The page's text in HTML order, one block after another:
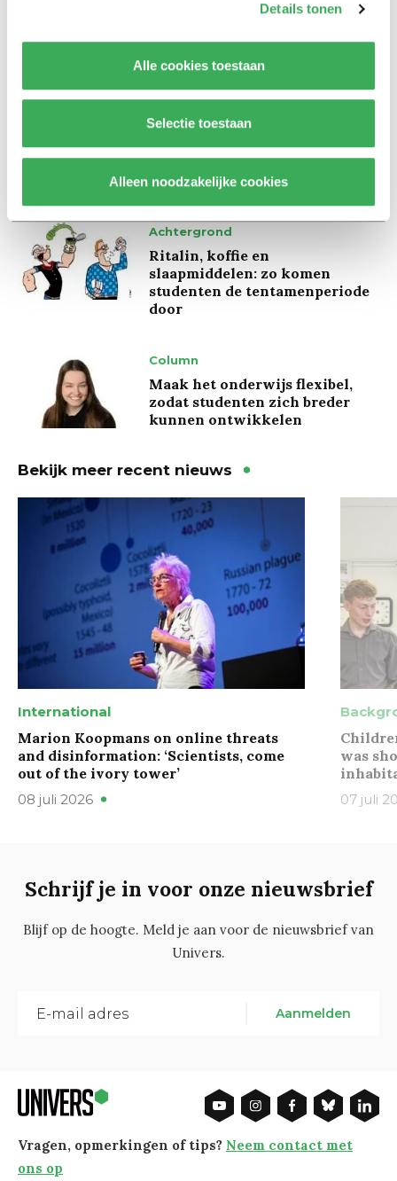
Details tonen
Alle cookies toestaan
Selectie toestaan
Alleen noodzakelijke cookies
bedreigingen en desinformatie:
Achtergrond
Kinderen spelen de Zero
Hunger Game: ‘Ik schrok, we
kregen er een paar miljoen
inwoners bij’
Achtergrond
Ritalin, koffie en
slaapmiddelen: zo komen
studenten de tentamenperiode
door
Column
Maak het onderwijs flexibel,
zodat studenten zich breder
kunnen ontwikkelen
Bekijk meer recent nieuws
International
Marion Koopmans on online threats
and disinformation: ‘Scientists, come
out of the ivory tower’
08 juli 2026
was
07 juli
Schrijf je in voor onze nieuwsbrief
Blijf op de hoogte. Meld je aan voor de nieuwsbrief van
Univers.
Aanmelden
Vragen, opmerkingen of tips? Neem contact met
ons op